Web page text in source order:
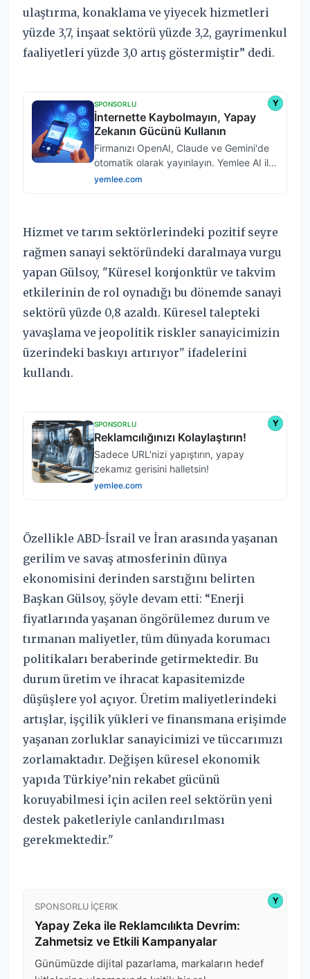
ulaştırma, konaklama ve yiyecek hizmetleri
yüzde 3,7, inşaat sektörü yüzde 3,2, gayrimenkul
faaliyetleri yüzde 3,0 artış göstermiştir” dedi.
Hizmet ve tarım sektörlerindeki pozitif seyre
rağmen sanayi sektöründeki daralmaya vurgu
yapan Gülsoy, "Küresel konjonktür ve takvim
etkilerinin de rol oynadığı bu dönemde sanayi
sektörü yüzde 0,8 azaldı. Küresel talepteki
yavaşlama ve jeopolitik riskler sanayicimizin
üzerindeki baskıyı artırıyor" ifadelerini
kullandı.
Özellikle ABD-İsrail ve İran arasında yaşanan
gerilim ve savaş atmosferinin dünya
ekonomisini derinden sarstığını belirten
Başkan Gülsoy, şöyle devam etti: “Enerji
fiyatlarında yaşanan öngörülemez durum ve
tırmanan maliyetler, tüm dünyada korumacı
politikaları beraberinde getirmektedir. Bu
durum üretim ve ihracat kapasitemizde
düşüşlere yol açıyor. Üretim maliyetlerindeki
artışlar, işçilik yükleri ve finansmana erişimde
yaşanan zorluklar sanayicimizi ve tüccarımızı
zorlamaktadır. Değişen küresel ekonomik
yapıda Türkiye’nin rekabet gücünü
koruyabilmesi için acilen reel sektörün yeni
destek paketleriyle canlandırılması
gerekmektedir."